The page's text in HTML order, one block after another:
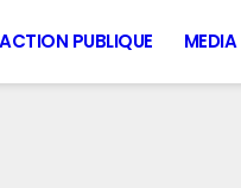
ACTION PUBLIQUE MEDIA